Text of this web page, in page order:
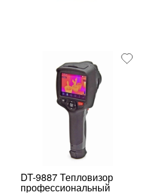
DT-9887 Тепловизор
профессиональный